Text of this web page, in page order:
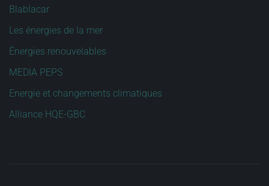
Blablacar
Les énergies de la mer
Énergies renouvelables
MEDIA PEPS
Energie et changements climatiques
Alliance HQE-GBC